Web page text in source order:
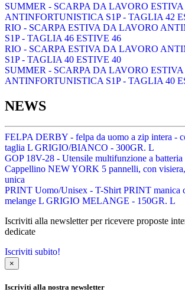
SUMMER - SCARPA DA LAVORO ESTIVA
ANTINFORTUNISTICA S1P - TAGLIA 42
RIO - SCARPA ESTIVA DA LAVORO
S1P - TAGLIA 46 ESTIVE 46
RIO - SCARPA ESTIVA DA LAVORO
S1P - TAGLIA 40 ESTIVE 40
SUMMER - SCARPA DA LAVORO ESTIVA
ANTINFORTUNISTICA S1P - TAGLIA 40
NEWS
FELPA DERBY - felpa da uomo a zip intera -
taglia L GRIGIO/BIANCO - 300GR. L
GOP 18V-28 - Utensile multifunzione a batteria
Cappellino NEW YORK 5 pannelli, con
unica
PRINT Uomo/Unisex - T-Shirt PRINT manica
melange L GRIGIO MELANGE - 150GR. L
Iscriviti alla newsletter per ricevere proposte
dedicate
Iscriviti subito!
×
Iscriviti alla nostra newsletter